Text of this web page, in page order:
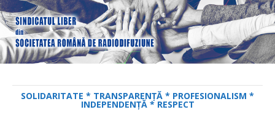
SOLIDARITATE * TRANSPARENȚĂ * PROFESIONALISM *
INDEPENDENȚĂ * RESPECT